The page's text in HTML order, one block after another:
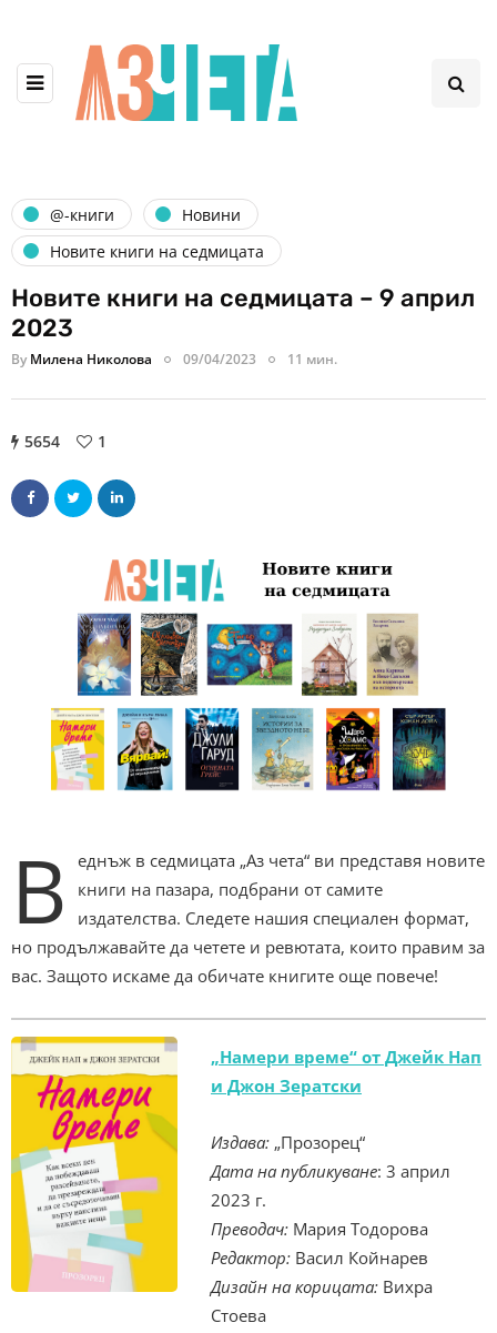
@-книги
Новини
Новите книги на седмицата
Новите книги на седмицата – 9 април
2023
By Милена Николова 09/04/2023 11 мин.
5654 1
В
еднъж в седмицата „Аз чета“ ви представя новите
книги на пазара, подбрани от самите
издателства. Следете нашия специален формат,
но продължавайте да четете и ревютата, които правим за
вас. Защото искаме да обичате книгите още повече!
„Намери време“ от Джейк Нап
и Джон Зератски
Издава: „Прозорец“
Дата на публикуване: 3 април
2023 г.
Преводач: Мария Тодорова
Редактор: Васил Койнарев
Дизайн на корицата: Вихра
Стоева